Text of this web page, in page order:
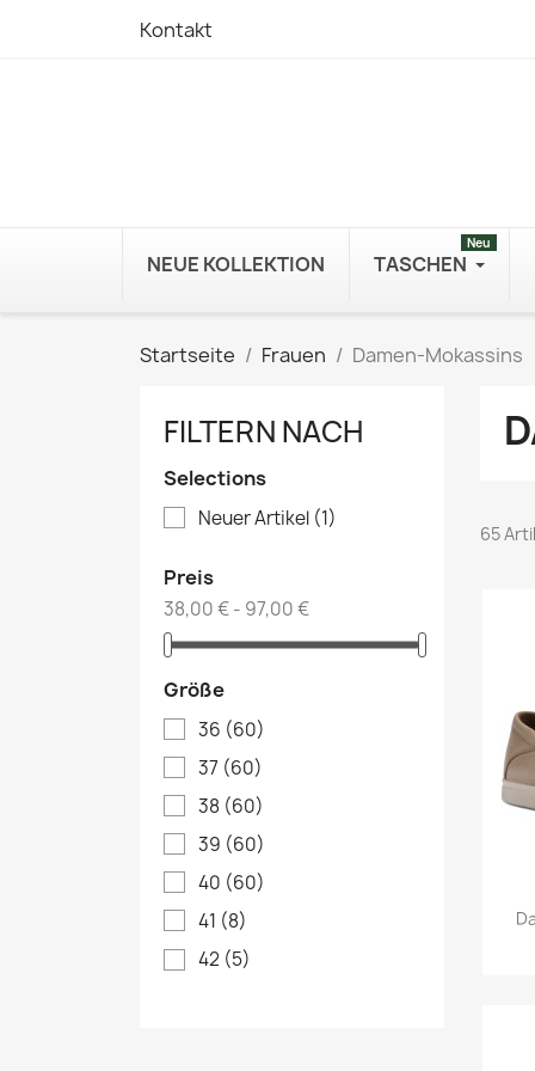
Kontakt
NEUE KOLLEKTION TASCHEN
Neu
Startseite Frauen Damen-Mokassins
FILTERN NACH
Selections
Neuer Artikel (1)
Preis
38,00 € - 97,00 €
Größe
36 (60)
37 (60)
38 (60)
39 (60)
40 (60)
41 (8)
42 (5)
65